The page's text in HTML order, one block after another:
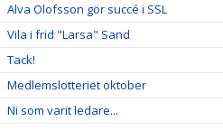
Alva Olofsson gör succé i SSL
Vila i frid "Larsa" Sand
Tack!
Medlemslotteriet oktober
Ni som varit ledare...